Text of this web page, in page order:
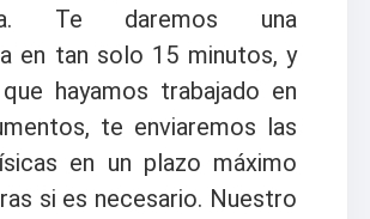
Te daremos una
en tan solo 15 minutos, y
hayamos trabajado en
te enviaremos las
en un plazo máximo
si es necesario. Nuestro